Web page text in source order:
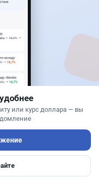
14:35
по
изменили ставки
или курс доллара — вы